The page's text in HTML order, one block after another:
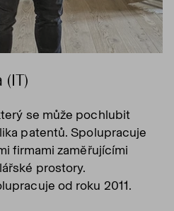
se může pochlubit
patentů. Spolupracuje
firmami zaměřujícími
prostory.
od roku 2011.